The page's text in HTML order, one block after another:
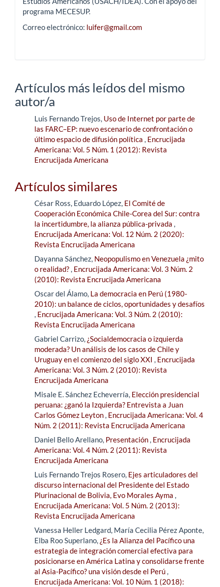
programa MECESUP.
Correo electrónico: luifer@gmail.com
Artículos más leídos del mismo
autor/a
Luis Fernando Trejos, Uso de Internet por parte de
las FARC–EP: nuevo escenario de confrontación o
último espacio de difusión política , Encrucijada
Americana: Vol. 5 Núm. 1 (2012): Revista
Encrucijada Americana
Artículos similares
César Ross, Eduardo López, El Comité de
Cooperación Económica Chile-Corea del Sur: contra
la incertidumbre, la alianza pública-privada ,
Encrucijada Americana: Vol. 12 Núm. 2 (2020):
Revista Encrucijada Americana
Dayanna Sánchez, Neopopulismo en Venezuela ¿mito
o realidad?, Encrucijada Americana: Vol. 3 Núm. 2
(2010): Revista Encrucijada Americana
Oscar del Álamo, La democracia en Perú (1980-
2010): un balance de ciclos, oportunidades y desafíos
, Encrucijada Americana: Vol. 3 Núm. 2 (2010):
Revista Encrucijada Americana
Gabriel Carrizo, ¿Socialdemocracia o izquierda
moderada? Un análisis de los casos de Chile y
Uruguay en el comienzo del siglo XXI , Encrucijada
Americana: Vol. 3 Núm. 2 (2010): Revista
Encrucijada Americana
Misale E. Sánchez Echeverría, Elección presidencial
peruana: ¿ganó la Izquierda? Entrevista a Juan
Carlos Gómez Leyton, Encrucijada Americana: Vol. 4
Núm. 2 (2011): Revista Encrucijada Americana
Daniel Bello Arellano, Presentación, Encrucijada
Americana: Vol. 4 Núm. 2 (2011): Revista
Encrucijada Americana
Luis Fernando Trejos Rosero, Ejes articuladores del
discurso internacional del Presidente del Estado
Plurinacional de Bolivia, Evo Morales Ayma ,
Encrucijada Americana: Vol. 5 Núm. 2 (2013):
Revista Encrucijada Americana
Vanessa Heller Ledgard, María Cecilia Pérez Aponte,
Elba Roo Superlano, ¿Es la Alianza del Pacífico una
estrategia de integración comercial efectiva para
posicionarse en América Latina y consolidarse frente
al Asia-Pacífico? una visión desde el Perú,
Encrucijada Americana: Vol. 10 Núm. 1 (2018):